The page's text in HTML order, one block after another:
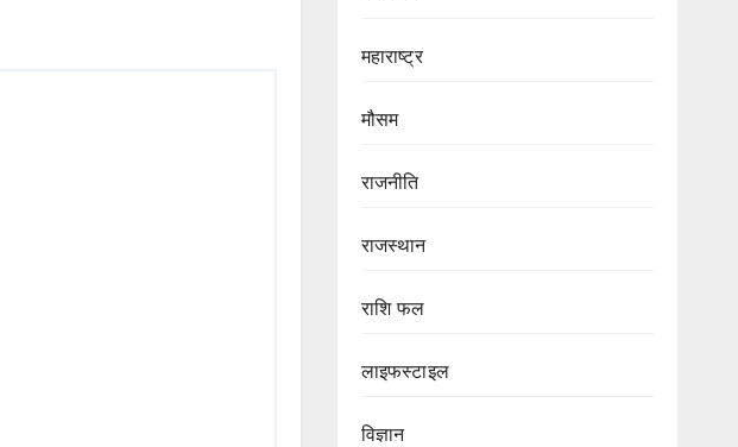
महाराष्ट्र
मौसम
राजनीति
राजस्थान
राशि फल
लाइफस्टाइल
विज्ञान